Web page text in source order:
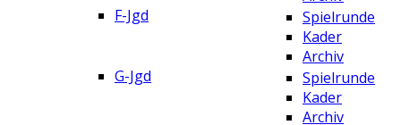
F-Jgd
Spielrunde
Kader
Archiv
G-Jgd
Spielrunde
Kader
Archiv